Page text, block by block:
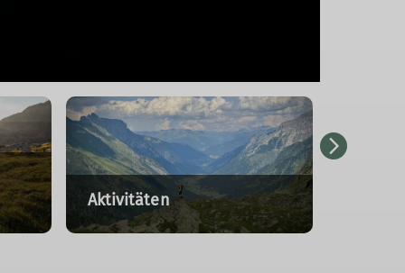
Aktivitäten